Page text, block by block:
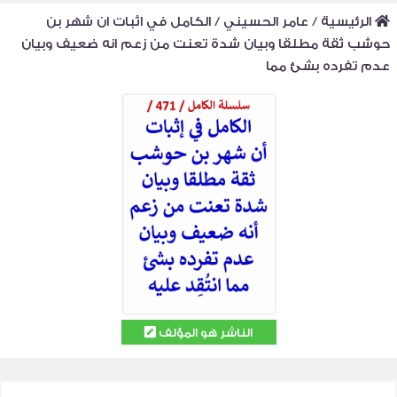
الرئيسية / عامر الحسيني /الكامل في اثبات ان شهر بن
حوشب ثقة مطلقا وبيان شدة تعنت من زعم انه ضعيف وبيان
عدم تفرده بشئ مما
الناشر هو المؤلف